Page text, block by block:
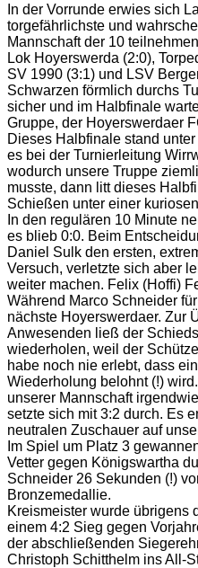
In der Vorrunde erwies sich
torgefährlichste und
Mannschaft der 10
Lok Hoyerswerda (2:0),
SV 1990 (3:1) und LSV
Schwarzen förmlich durchs
sicher und im Halbfinale
Gruppe, der Hoyerswerdaer
Dieses Halbfinale stand
es bei der Turnierleitung
wodurch unsere Truppe
musste, dann litt dieses
Schießen unter einer
In den regulären 10 Minute
es blieb 0:0. Beim
Daniel Sulk den ersten,
Versuch, verletzte sich aber
weiter machen. Felix (Hoffi)
Während Marco Schneider
nächste Hoyerswerdaer. Zur
Anwesenden ließ der
wiederholen, weil der
habe noch nie erlebt, dass
Wiederholung belohnt (!)
unserer Mannschaft
setzte sich mit 3:2 durch. Es
neutralen Zuschauer auf
Im Spiel um Platz 3
Vetter gegen Königswartha
Schneider 26 Sekunden (!)
Bronzemedallie.
Kreismeister wurde übrigens
einem 4:2 Sieg gegen
der abschließenden
Christoph Schitthelm ins All-